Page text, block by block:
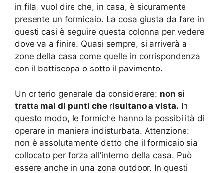
in fila, vuol dire che, in casa, è sicuramente
presente un formicaio. La cosa giusta da fare in
questi casi è seguire questa colonna per vedere
dove va a finire. Quasi sempre, si arriverà a
zone della casa come quelle in corrispondenza
con il battiscopa o sotto il pavimento.
Un criterio generale da considerare: non si
tratta mai di punti che risultano a vista. In
questo modo, le formiche hanno la possibilità di
operare in maniera indisturbata. Attenzione:
non è assolutamente detto che il formicaio sia
collocato per forza all’interno della casa. Può
essere anche in una zona outdoor. In questi